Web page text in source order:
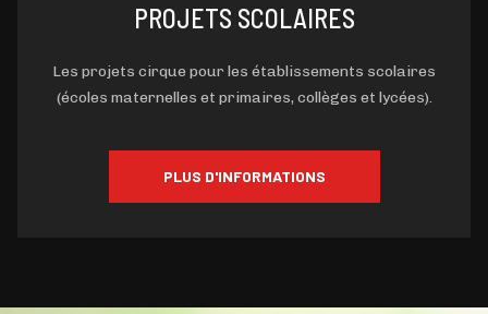
PROJETS SCOLAIRES
Les projets cirque pour les établissements scolaires
(écoles maternelles et primaires, collèges et lycées).
PLUS D'INFORMATIONS